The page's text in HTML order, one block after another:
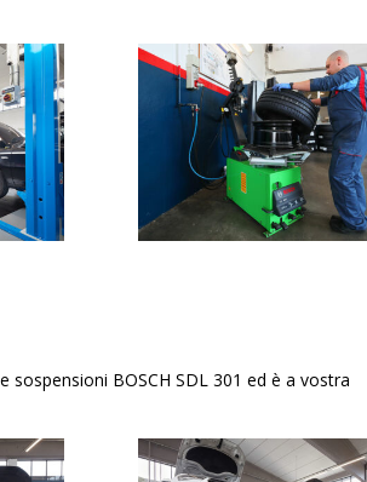
BOSCH SDL 301 ed è a vostra